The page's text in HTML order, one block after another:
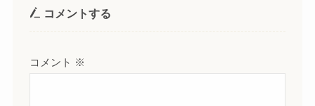
コメントする
コメント ※